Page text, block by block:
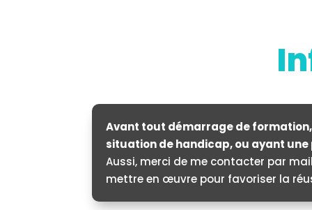
Avant tout démarrage de
situation de handicap, ou ayant
Aussi, merci de me contacter par
mettre en œuvre pour favoriser la